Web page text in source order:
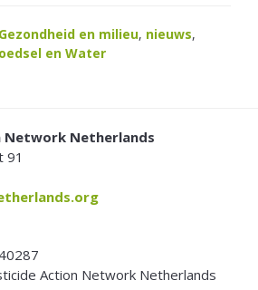
Gezondheid en milieu, nieuws,
en Water
Network Netherlands
91
Action Network Netherlands